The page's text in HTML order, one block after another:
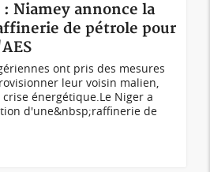
Niamey annonce la
de pétrole pour
ont pris des mesures
leur voisin malien,
énergétique.Le Niger a
d'une&nbsp;raffinerie de